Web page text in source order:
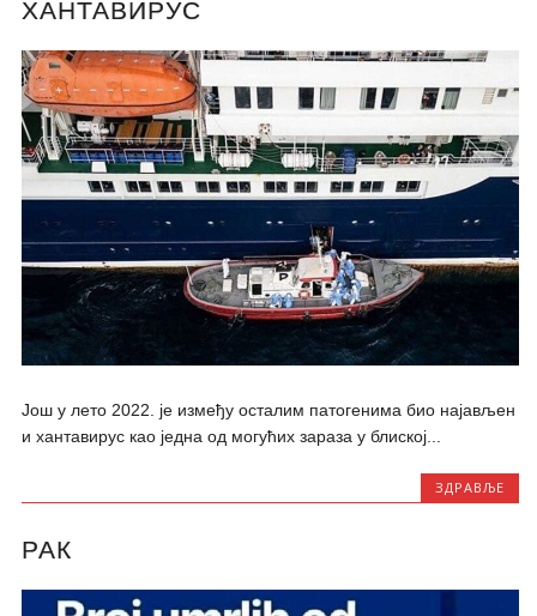
ХАНТАВИРУС
Још у лето 2022. је између осталим патогенима био најављен
и хантавирус као једна од могућих зараза у блиској...
ЗДРАВЉЕ
РАК